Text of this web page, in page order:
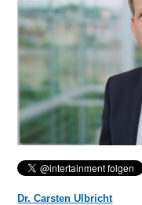
Dr. Carsten Ulbricht